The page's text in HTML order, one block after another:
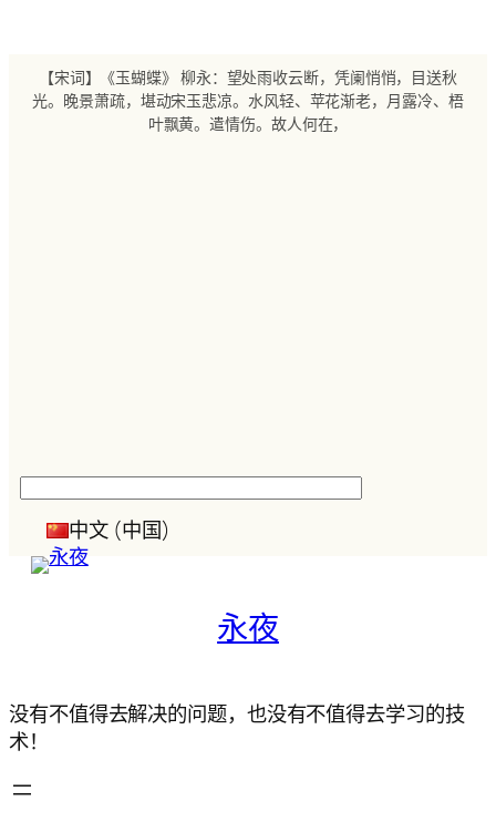
【宋词】《玉蝴蝶》 柳永：望处雨收云断，凭阑悄悄，目送秋
光。晚景萧疏，堪动宋玉悲凉。水风轻、苹花渐老，月露冷、梧
叶飘黄。遣情伤。故人何在，
中文 (中国)
永夜
没有不值得去解决的问题，也没有不值得去学习的技
术！